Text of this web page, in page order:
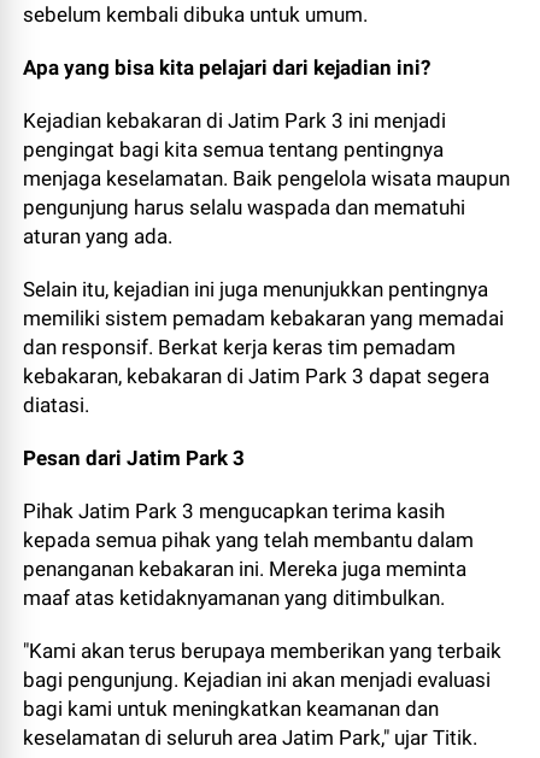
sebelum kembali dibuka untuk umum.
Apa yang bisa kita pelajari dari kejadian ini?
Kejadian kebakaran di Jatim Park 3 ini menjadi
pengingat bagi kita semua tentang pentingnya
menjaga keselamatan. Baik pengelola wisata maupun
pengunjung harus selalu waspada dan mematuhi
aturan yang ada.
Selain itu, kejadian ini juga menunjukkan pentingnya
memiliki sistem pemadam kebakaran yang memadai
dan responsif. Berkat kerja keras tim pemadam
kebakaran, kebakaran di Jatim Park 3 dapat segera
diatasi.
Pesan dari Jatim Park 3
Pihak Jatim Park 3 mengucapkan terima kasih
kepada semua pihak yang telah membantu dalam
penanganan kebakaran ini. Mereka juga meminta
maaf atas ketidaknyamanan yang ditimbulkan.
"Kami akan terus berupaya memberikan yang terbaik
bagi pengunjung. Kejadian ini akan menjadi evaluasi
bagi kami untuk meningkatkan keamanan dan
keselamatan di seluruh area Jatim Park," ujar Titik.